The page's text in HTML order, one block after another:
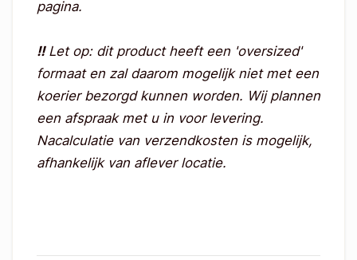
pagina.
!!Let op: dit product heeft een 'oversized'
formaat en zal daarom mogelijk niet met een
koerier bezorgd kunnen worden. Wij plannen
een afspraak met u in voor levering.
Nacalculatie van verzendkosten is mogelijk,
afhankelijk van aflever locatie.